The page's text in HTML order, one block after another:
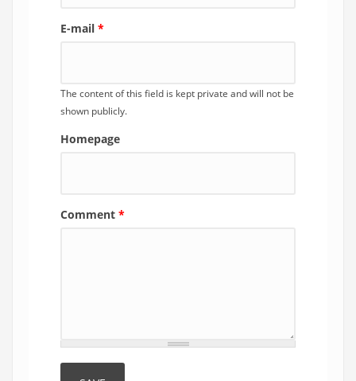
E-mail *
The content of this field is kept private and will not be
shown publicly.
Homepage
Comment *